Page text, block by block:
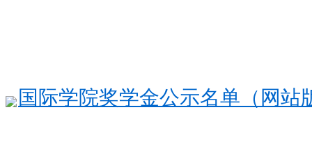
国际学院奖学金公示名单（网站